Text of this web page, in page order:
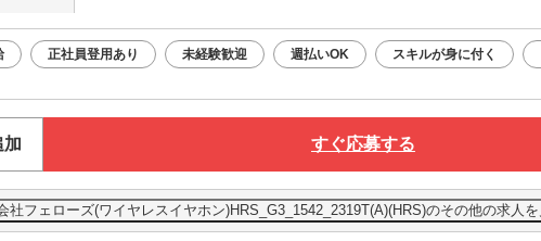
正社員登用あり 未経験歓迎 週払いOK スキルが身に付く
加 すぐ応募する
社フェローズ(ワイヤレスイヤホン)HRS_G3_1542_2319T(A)(HRS)のその他の求人を